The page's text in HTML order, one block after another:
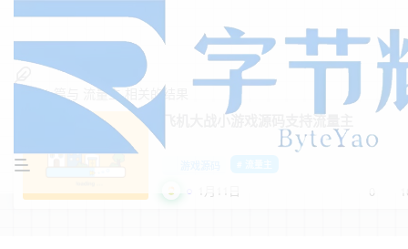
找到 1 篇与 流量主 相关的结果
飞机大战小游戏源码支持流量主
1月11日 0